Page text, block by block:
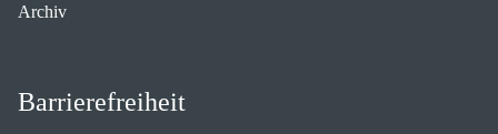
Archiv
Barrierefreiheit